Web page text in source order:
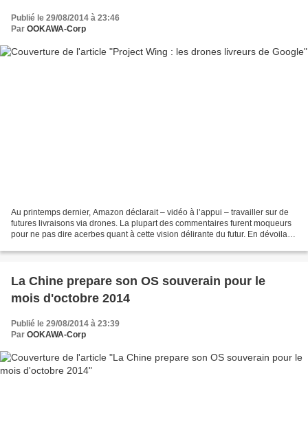
Publié le 29/08/2014 à 23:46
Par OOKAWA-Corp
Au printemps dernier, Amazon déclarait – vidéo à l’appui – travailler sur de
futures livraisons via drones. La plupart des commentaires furent moqueurs
pour ne pas dire acerbes quant à cette vision délirante du futur. En dévoilant
La Chine prepare son OS souverain pour le
mois d'octobre 2014
Publié le 29/08/2014 à 23:39
Par OOKAWA-Corp